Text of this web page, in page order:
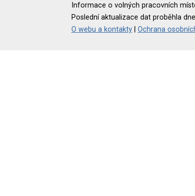
Informace o volných pracovních
Poslední aktualizace dat proběhla
O webu a kontakty
Ochrana